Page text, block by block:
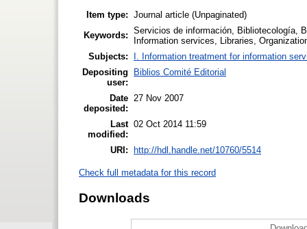
Item type: Journal article (Unpaginated)
Keywords: Servicios de información, Bibliotecología,
Information services, Libraries,
Subjects:
I. Information treatment for information
Depositing
user:
Biblios Comité Editorial
Date
deposited:
27 Nov 2007
Last
modified:
02 Oct 2014 11:59
URI: http://hdl.handle.net/10760/5514
Check full metadata for this record
Downloads